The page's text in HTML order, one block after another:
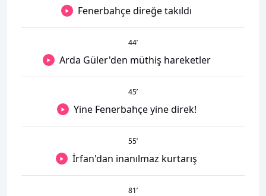
Fenerbahçe direğe takıldı
44’
Arda Güler'den müthiş hareketler
45’
Yine Fenerbahçe yine direk!
55’
İrfan'dan inanılmaz kurtarış
81’